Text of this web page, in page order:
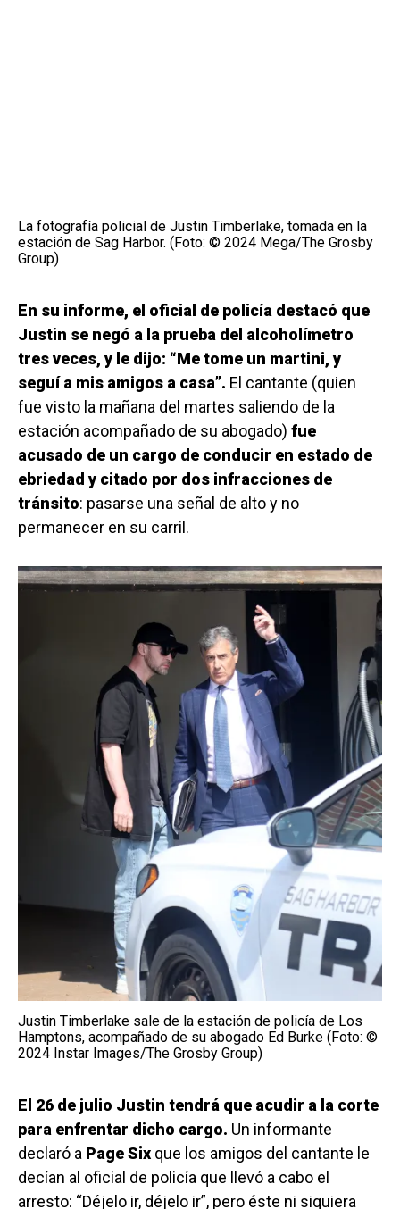
La fotografía policial de Justin Timberlake, tomada en la
estación de Sag Harbor. (Foto: © 2024 Mega/The Grosby
Group)
En su informe, el oficial de policía destacó que
Justin se negó a la prueba del alcoholímetro
tres veces, y le dijo: “Me tome un martini, y
seguí a mis amigos a casa”. El cantante (quien
fue visto la mañana del martes saliendo de la
estación acompañado de su abogado) fue
acusado de un cargo de conducir en estado de
ebriedad y citado por dos infracciones de
tránsito: pasarse una señal de alto y no
permanecer en su carril.
Justin Timberlake sale de la estación de policía de Los
Hamptons, acompañado de su abogado Ed Burke (Foto: ©
2024 Instar Images/The Grosby Group)
El 26 de julio Justin tendrá que acudir a la corte
para enfrentar dicho cargo. Un informante
declaró a Page Six que los amigos del cantante le
decían al oficial de policía que llevó a cabo el
arresto: “Déjelo ir, déjelo ir”, pero éste ni siquiera